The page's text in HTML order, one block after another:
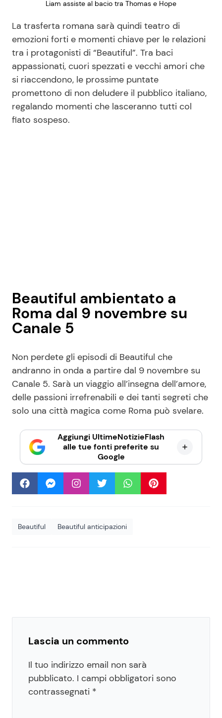
Liam assiste al bacio tra Thomas e Hope
La trasferta romana sarà quindi teatro di
emozioni forti e momenti chiave per le relazioni
tra i protagonisti di “Beautiful”. Tra baci
appassionati, cuori spezzati e vecchi amori che
si riaccendono, le prossime puntate
promettono di non deludere il pubblico italiano,
regalando momenti che lasceranno tutti col
fiato sospeso.
Beautiful ambientato a
Roma dal 9 novembre su
Canale 5
Non perdete gli episodi di Beautiful che
andranno in onda a partire dal 9 novembre su
Canale 5. Sarà un viaggio all’insegna dell’amore,
delle passioni irrefrenabili e dei tanti segreti che
solo una città magica come Roma può svelare.
Aggiungi UltimeNotizieFlash
alle tue fonti preferite su
Google
Beautiful Beautiful anticipazioni
Lascia un commento
Il tuo indirizzo email non sarà
pubblicato. I campi obbligatori sono
contrassegnati *